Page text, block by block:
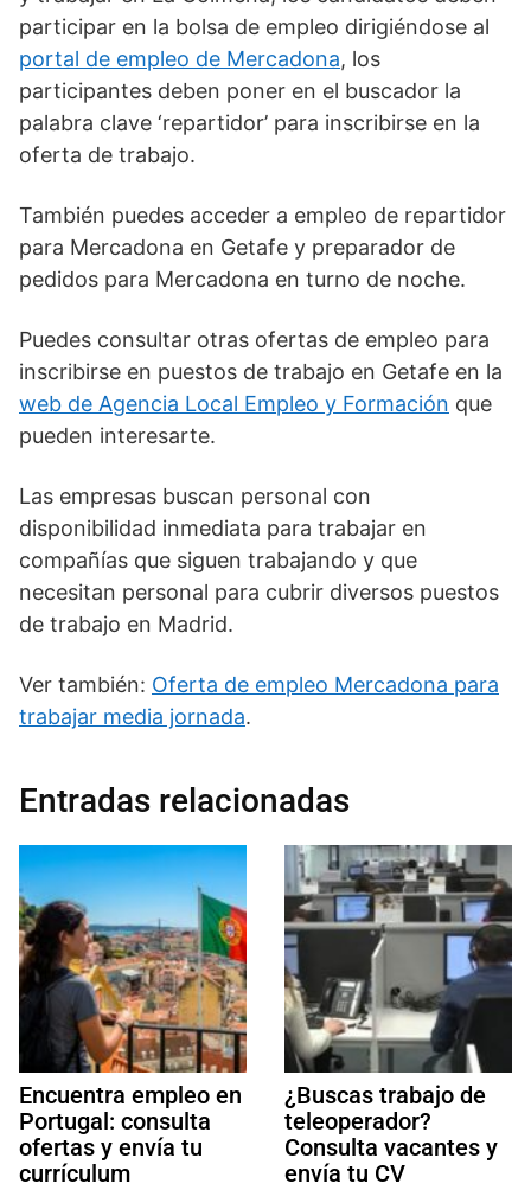
participar en la bolsa de empleo dirigiéndose al
portal de empleo de Mercadona, los
participantes deben poner en el buscador la
palabra clave ‘repartidor’ para inscribirse en la
oferta de trabajo.
También puedes acceder a empleo de repartidor
para Mercadona en Getafe y preparador de
pedidos para Mercadona en turno de noche.
Puedes consultar otras ofertas de empleo para
inscribirse en puestos de trabajo en Getafe en la
web de Agencia Local Empleo y Formación que
pueden interesarte.
Las empresas buscan personal con
disponibilidad inmediata para trabajar en
compañías que siguen trabajando y que
necesitan personal para cubrir diversos puestos
de trabajo en Madrid.
Ver también: Oferta de empleo Mercadona para
trabajar media jornada.
Entradas relacionadas
Encuentra empleo en
Portugal: consulta
ofertas y envía tu
currículum
¿Buscas trabajo de
teleoperador?
Consulta vacantes y
envía tu CV